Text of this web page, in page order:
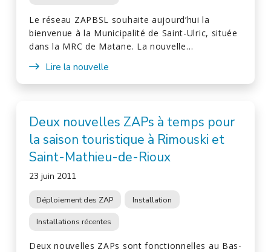
Le réseau ZAPBSL souhaite aujourd’hui la
bienvenue à la Municipalité de Saint-Ulric, située
dans la MRC de Matane. La nouvelle…
Lire la nouvelle
Deux nouvelles ZAPs à temps pour
la saison touristique à Rimouski et
Saint-Mathieu-de-Rioux
23 juin 2011
Déploiement des ZAP Installation
Installations récentes
Deux nouvelles ZAPs sont fonctionnelles au Bas-